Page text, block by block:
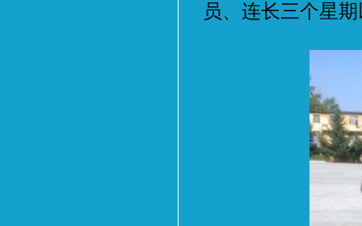
员、连长三个星